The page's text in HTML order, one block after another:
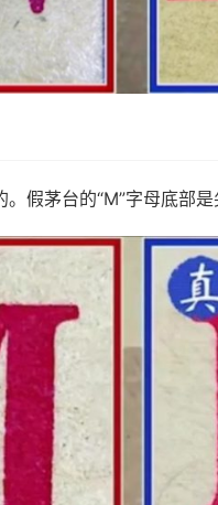
假茅台的“M”字母底部是